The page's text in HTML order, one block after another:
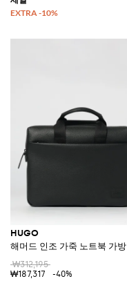
HUGO
해머드 인조 가죽 노트북 가방
₩312,195
₩187,317
-40%